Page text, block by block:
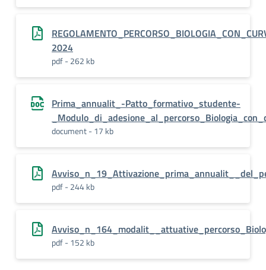
2024
pdf - 262 kb
Prima_annualit_-Patto_formativo_studente-
document - 17 kb
pdf - 244 kb
pdf - 152 kb